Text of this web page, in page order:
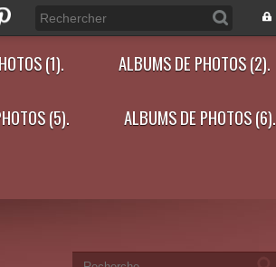
(1). ALBUMS DE PHOTOS (2).
(5). ALBUMS DE PHOTOS (6).